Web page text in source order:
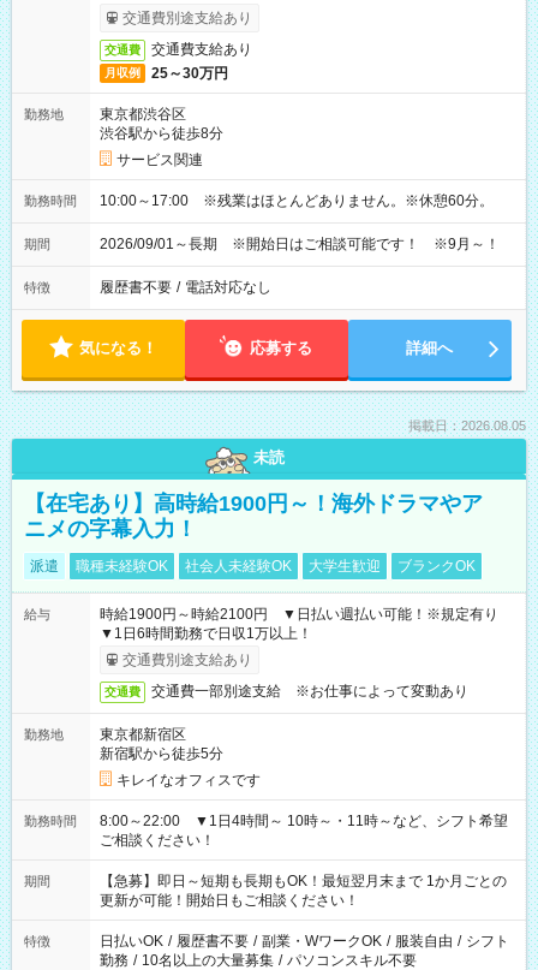
交通費別途支給あり
交通費 交通費支給あり
月収例 25～30万円
勤務地
東京都渋谷区
渋谷駅から徒歩8分
サービス関連
勤務時間 10:00～17:00 ※残業はほとんどありません。※休憩60分。
期間 2026/09/01～長期 ※開始日はご相談可能です！ ※9月～！
特徴 履歴書不要 / 電話対応なし
気になる！ 応募する 詳細へ
掲載日：2026.08.05
未読
【在宅あり】高時給1900円～！海外ドラマやア
ニメの字幕入力！
派遣 職種未経験OK 社会人未経験OK 大学生歓迎 ブランクOK
給与
時給1900円～時給2100円 ▼日払い週払い可能！※規定有り
▼1日6時間勤務で日収1万以上！
交通費別途支給あり
交通費 交通費一部別途支給 ※お仕事によって変動あり
勤務地
東京都新宿区
新宿駅から徒歩5分
キレイなオフィスです
勤務時間
8:00～22:00 ▼1日4時間～ 10時～・11時～など、シフト希望
ご相談ください！
期間
【急募】即日～短期も長期もOK！最短翌月末まで 1か月ごとの
更新が可能！開始日もご相談ください！
特徴 日払いOK / 履歴書不要 / 副業・WワークOK / 服装自由 / シフト
勤務 / 10名以上の大量募集 / パソコンスキル不要